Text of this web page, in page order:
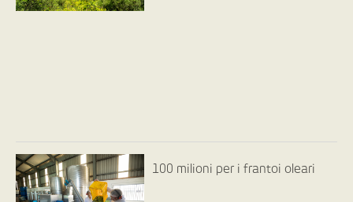
100 milioni per i frantoi oleari